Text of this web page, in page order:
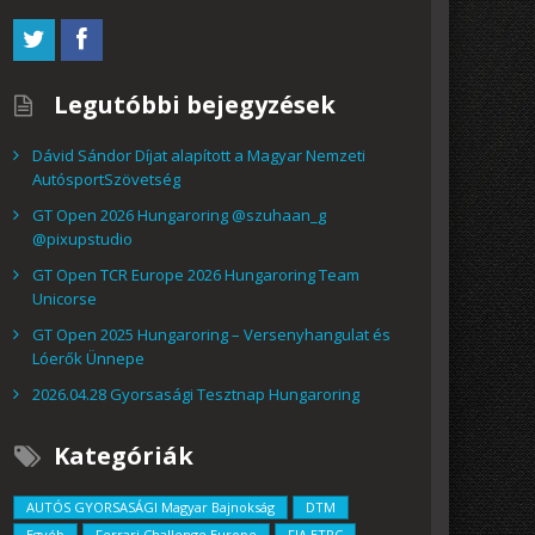
Legutóbbi bejegyzések
Dávid Sándor Díjat alapított a Magyar Nemzeti
AutósportSzövetség
GT Open 2026 Hungaroring @szuhaan_g
@pixupstudio
GT Open TCR Europe 2026 Hungaroring Team
Unicorse
GT Open 2025 Hungaroring – Versenyhangulat és
Lóerők Ünnepe
2026.04.28 Gyorsasági Tesztnap Hungaroring
Kategóriák
AUTÓS GYORSASÁGI Magyar Bajnokság
DTM